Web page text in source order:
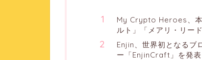
My Crypto Heroes、
ルト」「メアリ・リー
Enjin、世界初となるブ
ー「EnjinCraft」を発表